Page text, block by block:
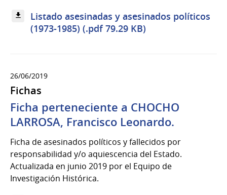
Listado asesinadas y asesinados políticos
(1973-1985) (.pdf 79.29 KB)
26/06/2019
Fichas
Ficha perteneciente a CHOCHO
LARROSA, Francisco Leonardo.
Ficha de asesinados políticos y fallecidos por
responsabilidad y/o aquiescencia del Estado.
Actualizada en junio 2019 por el Equipo de
Investigación Histórica.